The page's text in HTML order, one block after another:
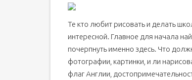
Те кто любит рисовать и делать
интересной. Главное для начала
почерпнуть именно здесь. Что
фотографии, картинки, и ли
флаг Англии,